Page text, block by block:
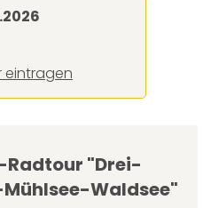
eintragen
Radtour "Drei-
Waldsee"